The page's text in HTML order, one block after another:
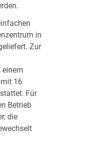
in
Zur
einem
16
Für
Betrieb
die